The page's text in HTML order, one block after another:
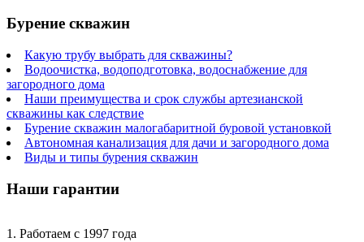
Бурение скважин
Какую трубу выбрать для скважины?
Водоочистка, водоподготовка, водоснабжение для
загородного дома
Наши преимущества и срок службы артезианской
скважины как следствие
Бурение скважин малогабаритной буровой установкой
Автономная канализация для дачи и загородного дома
Виды и типы бурения скважин
Наши гарантии
1. Работаем с 1997 года